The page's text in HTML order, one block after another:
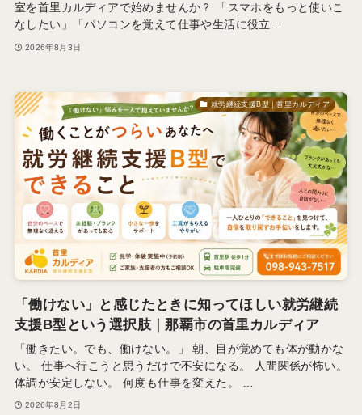
室を首里カルディアで始めませんか？ 「スマホをもっと使いこ
なしたい」「パソコンを覚えて仕事や生活に役立…
2026年8月3日
就労継続支援B型｜首里カルディア
「働けない」と感じたときに知ってほしい就労継続
支援B型という選択肢｜那覇市の首里カルディア
「働きたい。でも、働けない。」 朝、目が覚めても体が動かな
い。 仕事へ行こうと思うだけで不安になる。 人間関係が怖い。
体調が安定しない。 何度も仕事を変えた。 …
2026年8月2日